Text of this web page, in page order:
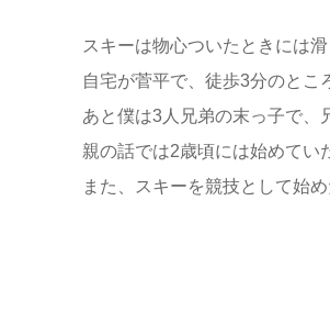
スキーは物心ついたときには滑
自宅が菅平で、徒歩3分のとこ
あと僕は3人兄弟の末っ子で、
親の話では2歳頃には始めてい
また、スキーを競技として始